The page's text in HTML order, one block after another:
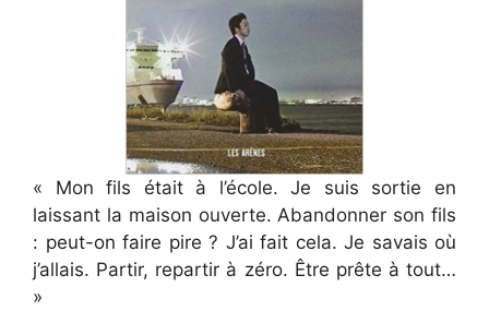
« Mon fils était à l’école. Je suis sortie en
laissant la maison ouverte. Abandonner son fils
: peut-on faire pire ? J’ai fait cela. Je savais où
j’allais. Partir, repartir à zéro. Être prête à tout…
»